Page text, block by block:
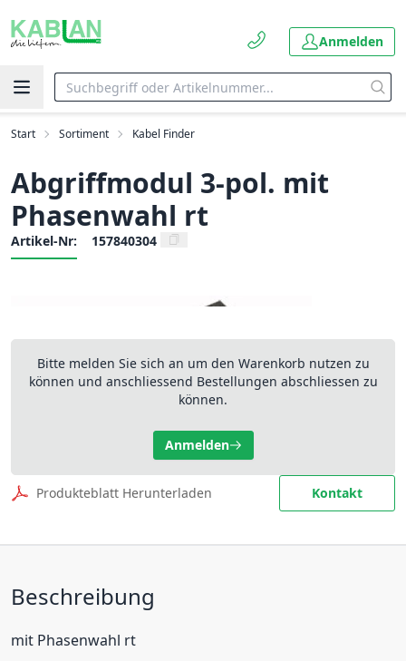
Anmelden
Start Sortiment Kabel Finder
Abgriffmodul 3-pol. mit
Phasenwahl rt
Artikel-Nr: 157840304
Bitte melden Sie sich an um den Warenkorb nutzen zu
können und anschliessend Bestellungen abschliessen zu
können.
Anmelden
Produkteblatt Herunterladen Kontakt
Beschreibung
mit Phasenwahl rt